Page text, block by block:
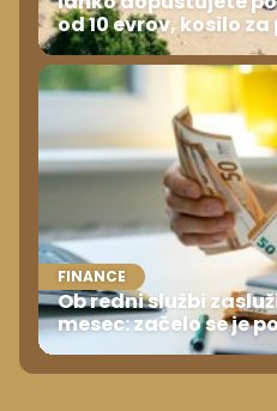
od 10 evrov, kosilo
FINANCE
Ob redni službi
mesec: začelo se je